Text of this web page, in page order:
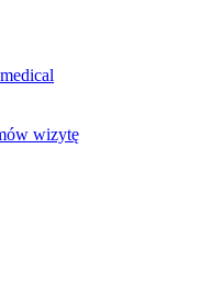
wizytę